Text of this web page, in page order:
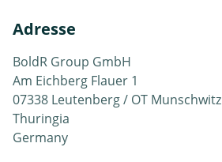
Adresse
BoldR Group GmbH
Am Eichberg Flauer 1
07338 Leutenberg / OT Munschwitz
Thuringia
Germany